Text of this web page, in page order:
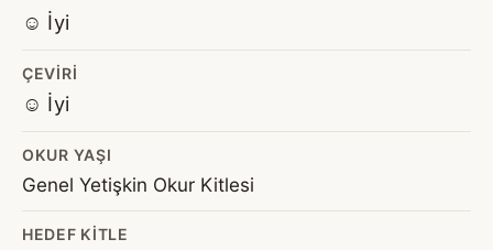
☺️ İyi
ÇEVIRI
☺️ İyi
OKUR YAŞI
Genel Yetişkin Okur Kitlesi
HEDEF KITLE